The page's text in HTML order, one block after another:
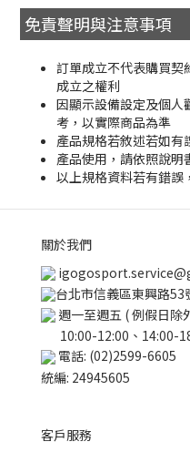
免責聲明與注意事項
訂單成立不代表購買
成立之權利
因顯示設備設定及個人
考，以實際商品為準
產品規格若敘述若如有
產品使用，請依照說明
以上規格資料若有錯誤
關於我們
台北市信義區東興路53
週一至週五 ( 例假日除
10:00-12:00、14:00-
電話: (02)2599-6605
統編: 24945605
客戶服務